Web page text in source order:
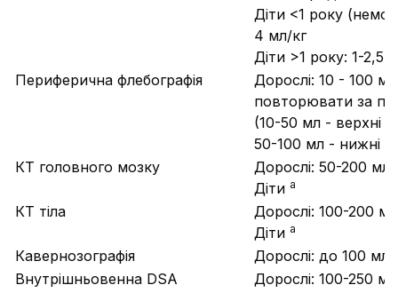
Діти <1 року
4 мл/кг
Діти >1 року: 1-2,5
Периферична флебографія
Дорослі: 10 - 100
повторювати за
(10-50 мл - верхні
50-100 мл - нижні
КТ головного мозку
Дорослі: 50-200 мл
Діти a
КТ тіла
Дорослі: 100-200 мл
Діти a
Кавернозографія
Дорослі: до 100 мл
Внутрішньовенна DSA
Дорослі: 100-250 мл